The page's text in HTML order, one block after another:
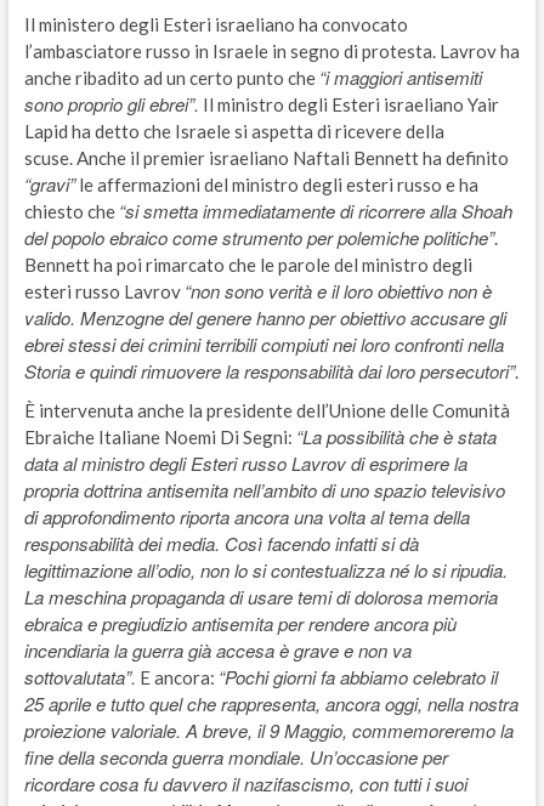
Il ministero degli Esteri israeliano ha convocato
l’ambasciatore russo in Israele in segno di protesta. Lavrov ha
anche ribadito ad un certo punto che “i maggiori antisemiti
sono proprio gli ebrei”. Il ministro degli Esteri israeliano Yair
Lapid ha detto che Israele si aspetta di ricevere della
scuse. Anche il premier israeliano Naftali Bennett ha definito
“gravi”le affermazioni del ministro degli esteri russo e ha
chiesto che “si smetta immediatamente di ricorrere alla Shoah
del popolo ebraico come strumento per polemiche politiche”.
Bennett ha poi rimarcato che le parole del ministro degli
esteri russo Lavrov “non sono verità e il loro obiettivo non è
valido. Menzogne del genere hanno per obiettivo accusare gli
ebrei stessi dei crimini terribili compiuti nei loro confronti nella
Storia e quindi rimuovere la responsabilità dai loro persecutori”.
È intervenuta anche la presidente dell’Unione delle Comunità
Ebraiche Italiane Noemi Di Segni: “La possibilità che è stata
data al ministro degli Esteri russo Lavrov di esprimere la
propria dottrina antisemita nell’ambito di uno spazio televisivo
di approfondimento riporta ancora una volta al tema della
responsabilità dei media. Così facendo infatti si dà
legittimazione all’odio, non lo si contestualizza né lo si ripudia.
La meschina propaganda di usare temi di dolorosa memoria
ebraica e pregiudizio antisemita per rendere ancora più
incendiaria la guerra già accesa è grave e non va
sottovalutata”. E ancora: “Pochi giorni fa abbiamo celebrato il
25 aprile e tutto quel che rappresenta, ancora oggi, nella nostra
proiezione valoriale. A breve, il 9 Maggio, commemoreremo la
fine della seconda guerra mondiale. Un’occasione per
ricordare cosa fu davvero il nazifascismo, con tutti i suoi